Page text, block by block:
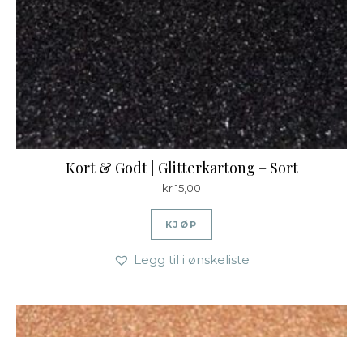
Kort & Godt | Glitterkartong – Sort
kr15,00
KJØP
Legg til i ønskeliste